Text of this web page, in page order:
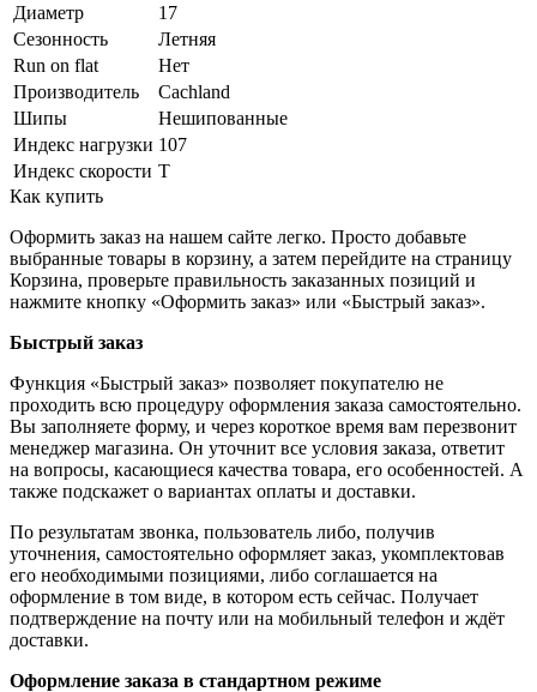
Диаметр
17
Сезонность
Летняя
Run on flat
Нет
Производитель
Cachland
Шипы
Нешипованные
Индекс нагрузки 107
Индекс скорости T
Как купить
Оформить заказ на нашем сайте легко. Просто добавьте
выбранные товары в корзину, а затем перейдите на страницу
Корзина, проверьте правильность заказанных позиций и
нажмите кнопку «Оформить заказ» или «Быстрый заказ».
Быстрый заказ
Функция «Быстрый заказ» позволяет покупателю не
проходить всю процедуру оформления заказа самостоятельно.
Вы заполняете форму, и через короткое время вам перезвонит
менеджер магазина. Он уточнит все условия заказа, ответит
на вопросы, касающиеся качества товара, его особенностей. А
также подскажет о вариантах оплаты и доставки.
По результатам звонка, пользователь либо, получив
уточнения, самостоятельно оформляет заказ, укомплектовав
его необходимыми позициями, либо соглашается на
оформление в том виде, в котором есть сейчас. Получает
подтверждение на почту или на мобильный телефон и ждёт
доставки.
Оформление заказа в стандартном режиме